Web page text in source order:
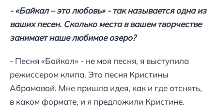
- «Байкал – это любовь» - так называется одна из
ваших песен. Сколько места в вашем творчестве
занимает наше любимое озеро?
- Песня «Байкал» - не моя песня, я выступила
режиссером клипа. Это песня Кристины
Абрамовой. Мне пришла идея, как и где отснять,
в каком формате, и я предложили Кристине.